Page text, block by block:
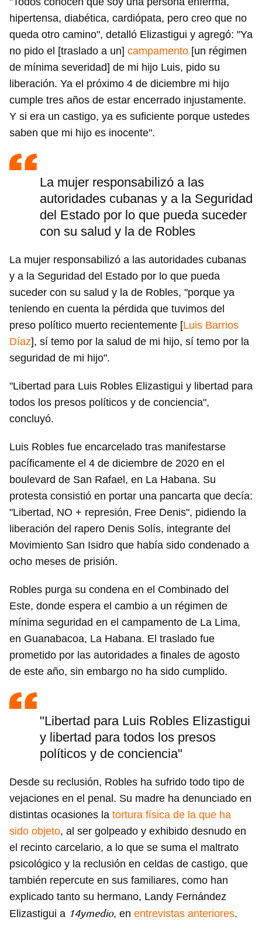
hipertensa, diabética, cardiópata, pero creo que no
queda otro camino", detalló Elizastigui y agregó: "Ya
no pido el [traslado a un] campamento [un régimen
de mínima severidad] de mi hijo Luis, pido su
liberación. Ya el próximo 4 de diciembre mi hijo
cumple tres años de estar encerrado injustamente.
Y si era un castigo, ya es suficiente porque ustedes
saben que mi hijo es inocente".
La mujer responsabilizó a las
autoridades cubanas y a la Seguridad
del Estado por lo que pueda suceder
con su salud y la de Robles
La mujer responsabilizó a las autoridades cubanas
y a la Seguridad del Estado por lo que pueda
suceder con su salud y la de Robles, "porque ya
teniendo en cuenta la pérdida que tuvimos del
preso político muerto recientemente [Luis Barrios
Díaz], sí temo por la salud de mi hijo, sí temo por la
seguridad de mi hijo".
"Libertad para Luis Robles Elizastigui y libertad para
todos los presos políticos y de conciencia",
concluyó.
Luis Robles fue encarcelado tras manifestarse
pacíficamente el 4 de diciembre de 2020 en el
boulevard de San Rafael, en La Habana. Su
protesta consistió en portar una pancarta que decía:
"Libertad, NO + represión, Free Denis", pidiendo la
liberación del rapero Denis Solís, integrante del
Movimiento San Isidro que había sido condenado a
ocho meses de prisión.
Robles purga su condena en el Combinado del
Este, donde espera el cambio a un régimen de
mínima seguridad en el campamento de La Lima,
en Guanabacoa, La Habana. El traslado fue
prometido por las autoridades a finales de agosto
de este año, sin embargo no ha sido cumplido.
"Libertad para Luis Robles Elizastigui
y libertad para todos los presos
políticos y de conciencia"
Desde su reclusión, Robles ha sufrido todo tipo de
vejaciones en el penal. Su madre ha denunciado en
distintas ocasiones la tortura física de la que ha
sido objeto, al ser golpeado y exhibido desnudo en
el recinto carcelario, a lo que se suma el maltrato
psicológico y la reclusión en celdas de castigo, que
también repercute en sus familiares, como han
explicado tanto su hermano, Landy Fernández
Elizastigui a 14ymedio, en entrevistas anteriores.